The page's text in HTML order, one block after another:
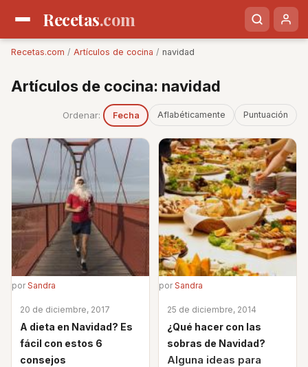
Recetas.com
Recetas.com / Artículos de cocina / navidad
Artículos de cocina: navidad
Ordenar: Fecha Aflabéticamente Puntuación
porSandra
20 de diciembre, 2017
A dieta en Navidad? Es
fácil con estos 6
consejos
porSandra
25 de diciembre, 2014
¿Qué hacer con las
sobras de Navidad?
Alguna ideas para